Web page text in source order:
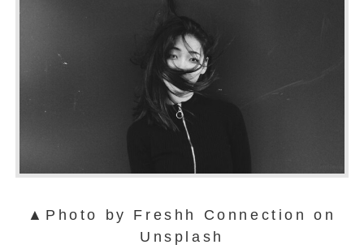
▲Photo by Freshh Connection on
Unsplash